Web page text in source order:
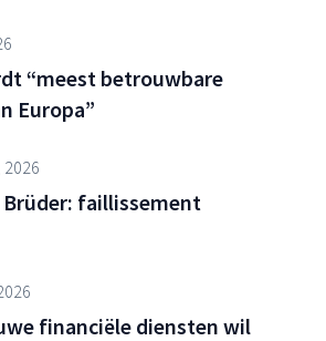
“meest betrouwbare
Europa”
2026
Brüder: faillissement
financiële diensten wil